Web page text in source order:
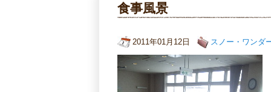
食事風景
2011年01月12日 スノー・ワンダ